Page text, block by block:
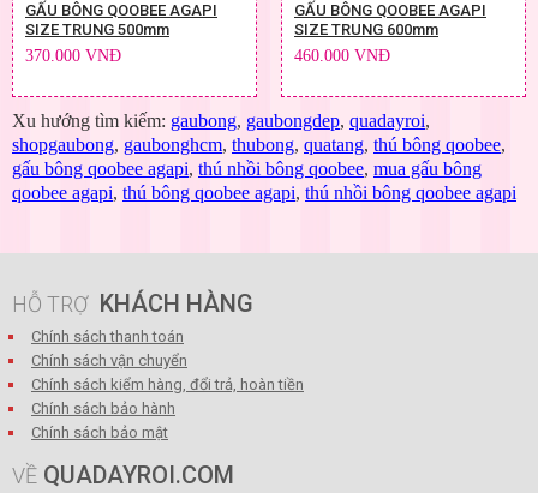
GẤU BÔNG QOOBEE AGAPI
SIZE TRUNG 500mm
370.000 VNĐ
GẤU BÔNG QOOBEE AGAPI
SIZE TRUNG 600mm
460.000 VNĐ
Xu hướng tìm kiếm: gaubong, gaubongdep, quadayroi,
shopgaubong, gaubonghcm, thubong, quatang, thú bông qoobee,
gấu bông qoobee agapi, thú nhồi bông qoobee, mua gấu bông
qoobee agapi, thú bông qoobee agapi, thú nhồi bông qoobee agapi
HỖ TRỢ KHÁCH HÀNG
Chính sách thanh toán
Chính sách vận chuyển
Chính sách kiểm hàng, đổi trả, hoàn tiền
Chính sách bảo hành
Chính sách bảo mật
VỀ QUADAYROI.COM